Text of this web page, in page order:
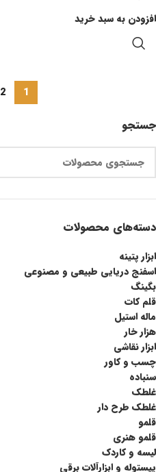
جستجو
دسته‌های محصولات
ابزار پتینه
اسفنج دریایی طبیعی و مصنوعی
بگینگ
قلم کات
ماله استیل
هزار خار
ابزار نقاشی
چسب و کاور
سنباده
غلطک
غلطک طرح دار
قلمو
قلمو‌ هنری
لیسه و کاردک
پیستوله و ابزارآلات برقی
افزودن به سبد خرید
1
2